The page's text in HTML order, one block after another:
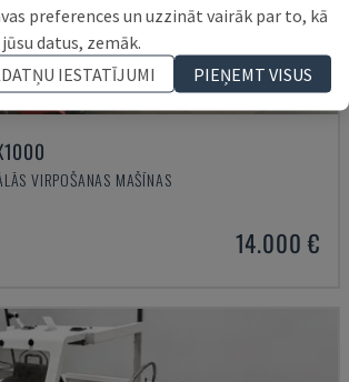
VIRPOŠANAS MAŠĪNAS
14.000 €
preferences un uzzināt vairāk par to, kā
datus, zemāk.
IESTATĪJUMI
PIEŅEMT VISUS